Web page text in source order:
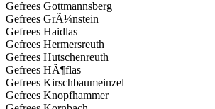
Gefrees Gottmannsberg
Gefrees GrÃ¼nstein
Gefrees Haidlas
Gefrees Hermersreuth
Gefrees Hutschenreuth
Gefrees HÃ¶flas
Gefrees Kirschbaumeinzel
Gefrees Knopfhammer